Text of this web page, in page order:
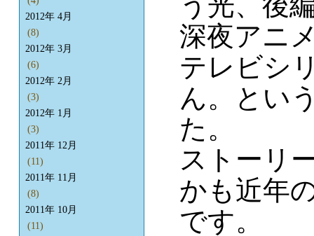
深夜アニ
テレビシ
ん。とい
た。
ストーリ
かも近年
です。
2012年 4月
(8)
2012年 3月
(6)
2012年 2月
(3)
2012年 1月
(3)
2011年 12月
(11)
2011年 11月
(8)
2011年 10月
(11)